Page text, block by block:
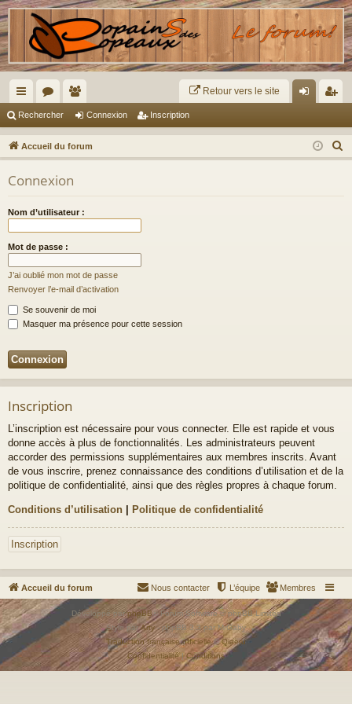
ac
co
ur
ci
s
or
u
m
s
m
br
es
Retour vers le site
ne
xi
cri
pti
Rechercher Connexion Inscription
Accueil du forum
e
Connexion
Nom d’utilisateur :
Mot de passe :
J’ai oublié mon mot de passe
Renvoyer l’e-mail d’activation
Se souvenir de moi
Masquer ma présence pour cette session
Inscription
L’inscription est nécessaire pour vous connecter. Elle est rapide et vous
donne accès à plus de fonctionnalités. Les administrateurs peuvent
accorder des permissions supplémentaires aux membres inscrits. Avant
de vous inscrire, prenez connaissance des conditions d’utilisation et de la
politique de confidentialité, ainsi que des règles propres à chaque forum.
Conditions d’utilisation | Politique de confidentialité
Inscription
Accueil du forum Membres
L’équipe
Nous contacter
Développé parphpBB® Forum Software © phpBB Limited
Style parArty- phpBB 3.3 par MrGaby
Traduction française officielle©Qiaeru
Confidentialité|Conditions